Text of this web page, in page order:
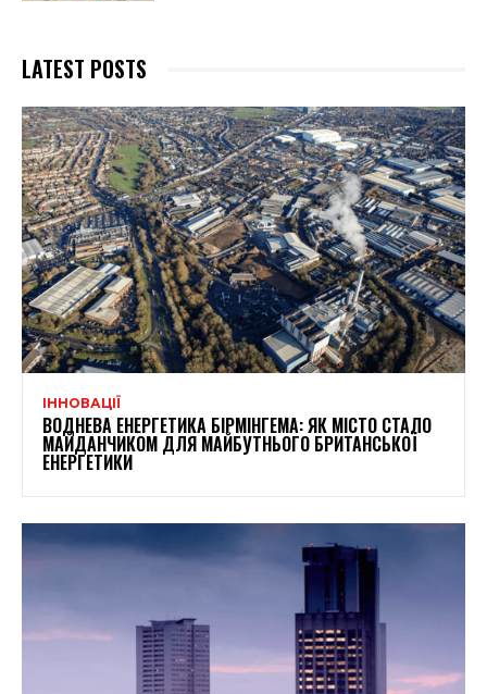
LATEST POSTS
ІННОВАЦІЇ
ВОДНЕВА ЕНЕРГЕТИКА БІРМІНГЕМА: ЯК МІСТО СТАЛО
МАЙДАНЧИКОМ ДЛЯ МАЙБУТНЬОГО БРИТАНСЬКОЇ
ЕНЕРГЕТИКИ